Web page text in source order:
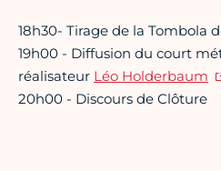
18h30- Tirage de la Tombola
19h00 - Diffusion du court
réalisateur Léo Holderbaum
20h00 - Discours de Clôture